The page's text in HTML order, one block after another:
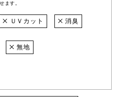
ます。
ＵＶカット 消臭
無地